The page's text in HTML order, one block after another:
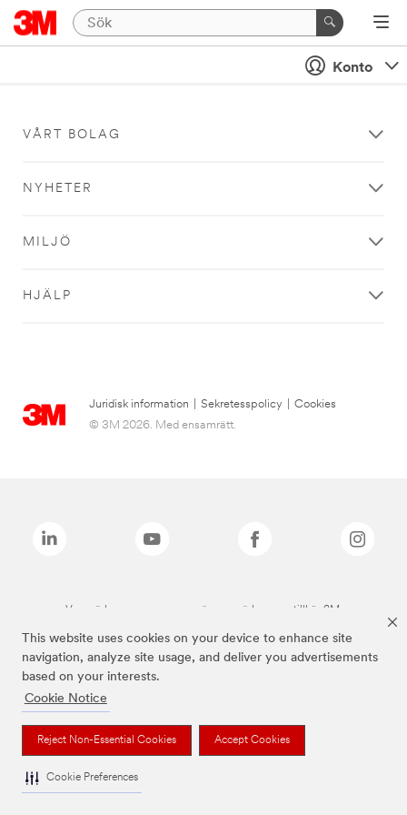
This website uses cookies on your device to enhance site
navigation, analyze site usage, and deliver you advertisements
based on your interests.
Cookie Notice
Reject Non-Essential Cookies Accept Cookies
Cookie Preferences
Konto
VÅRT BOLAG
NYHETER
MILJÖ
HJÄLP
Juridisk information Sekretesspolicy
Cookies
© 3M 2026. Med ensamrätt.
Varumärken som anges ovan är varumärken som tillhör 3M.